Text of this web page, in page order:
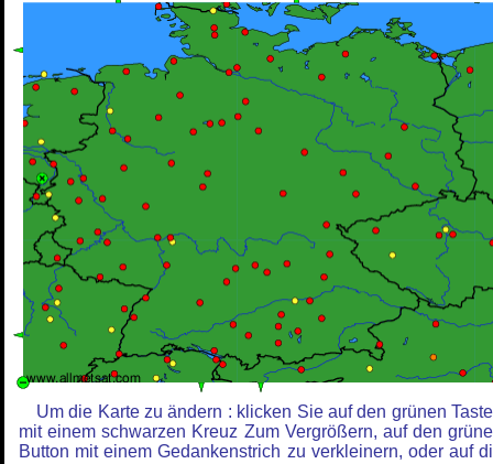
Um die Karte zu ändern : klicken Sie auf den grünen
mit einem schwarzen Kreuz Zum Vergrößern, auf den
Button mit einem Gedankenstrich zu verkleinern, oder auf